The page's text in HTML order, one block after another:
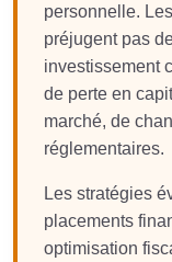
personnelle.
préjugent pas
investissement
de perte en
marché, de
réglementaires.
Les stratégies
placements
optimisation